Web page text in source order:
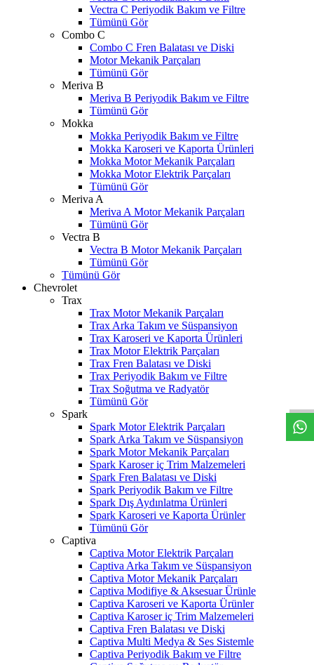
Vectra C Periyodik Bakım ve Filtre
Tümünü Gör
Combo C
Combo C Fren Balatası ve Diski
Motor Mekanik Parçaları
Tümünü Gör
Meriva B
Meriva B Periyodik Bakım ve Filtre
Tümünü Gör
Mokka
Mokka Periyodik Bakım ve Filtre
Mokka Karoseri ve Kaporta Ürünleri
Mokka Motor Mekanik Parçaları
Mokka Motor Elektrik Parçaları
Tümünü Gör
Meriva A
Meriva A Motor Mekanik Parçaları
Tümünü Gör
Vectra B
Vectra B Motor Mekanik Parçaları
Tümünü Gör
Tümünü Gör
Chevrolet
Trax
Trax Motor Mekanik Parçaları
Trax Arka Takım ve Süspansiyon
Trax Karoseri ve Kaporta Ürünleri
Trax Motor Elektrik Parçaları
Trax Fren Balatası ve Diski
Trax Periyodik Bakım ve Filtre
Trax Soğutma ve Radyatör
Tümünü Gör
Spark
Spark Motor Elektrik Parçaları
Spark Arka Takım ve Süspansiyon
Spark Motor Mekanik Parçaları
Spark Karoser iç Trim Malzemeleri
Spark Fren Balatası ve Diski
Spark Periyodik Bakım ve Filtre
Spark Dış Aydınlatma Ürünleri
Spark Karoseri ve Kaporta Ürünler
Tümünü Gör
Captiva
Captiva Motor Elektrik Parçaları
Captiva Arka Takım ve Süspansiyon
Captiva Motor Mekanik Parçaları
Captiva Modifiye & Aksesuar Ürünle
Captiva Karoseri ve Kaporta Ürünler
Captiva Karoser iç Trim Malzemeleri
Captiva Fren Balatası ve Diski
Captiva Multi Medya & Ses Sistemle
Captiva Periyodik Bakım ve Filtre